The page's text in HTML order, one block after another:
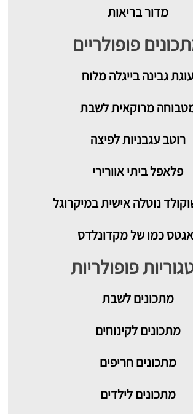
מדור בריאות
פופולריים
עוגת גבינה בייגלה מלוח
מרוקאית לשבת
רוטב עגבניות לפיצה
פלאפל ביתי אוורירי
נוטלה אישית במיקרוגל
כמו של מקדונלדס
פופולריות
מתכוניםלשבת
מתכונים לקינוחים
מתכונים חריפים
מתכונים לילדים